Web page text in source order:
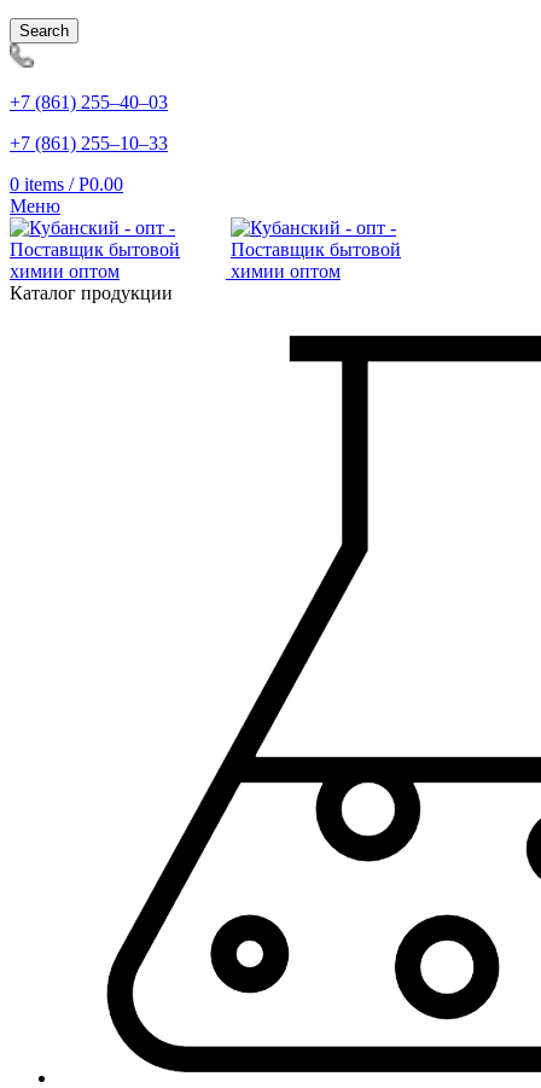
Search
+7 (861) 255‒40‒03
+7 (861) 255‒10‒33
0 items / Р0.00
Меню
Каталог продукции